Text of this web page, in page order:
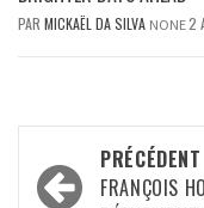
PAR MICKAËL DA SILVA NONE2
Navigation
d’article
PRÉCÉDENT
FRANÇOIS